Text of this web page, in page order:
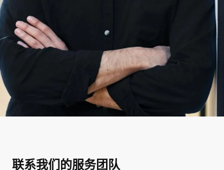
联系我们的服务团队